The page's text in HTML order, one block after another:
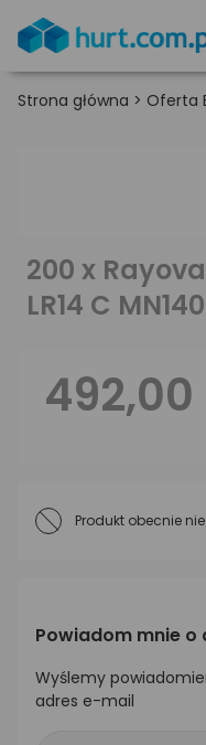
Strona główna > Oferta
200 x
LR14 C
492,00
Produkt obecnie
Powiadom mnie
Wyślemy
adres e-mail